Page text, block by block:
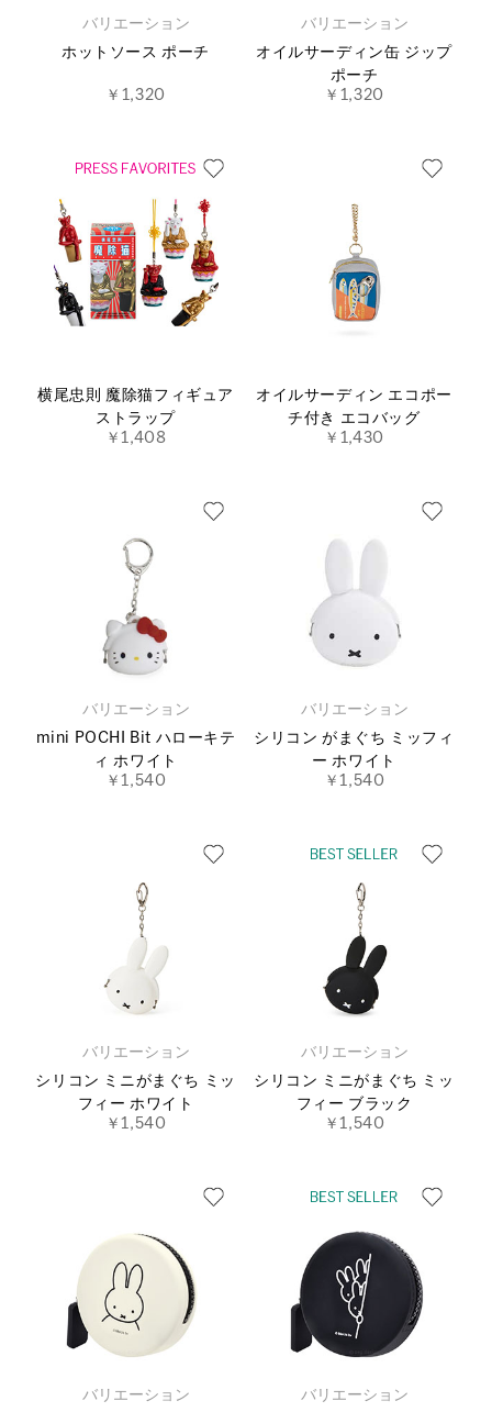
バリエーション
ホットソース ポーチ
￥1,320
バリエーション
オイルサーディン缶 ジップ
ポーチ
￥1,320
横尾忠則 魔除猫フィギュア
ストラップ
￥1,408
オイルサーディン エコポー
チ付き エコバッグ
￥1,430
バリエーション
mini POCHI Bit ハローキテ
ィ ホワイト
￥1,540
バリエーション
シリコン がまぐち ミッフィ
ー ホワイト
￥1,540
バリエーション
シリコン ミニがまぐち ミッ
フィー ホワイト
￥1,540
バリエーション
シリコン ミニがまぐち ミッ
フィー ブラック
￥1,540
バリエーション
バリエーション